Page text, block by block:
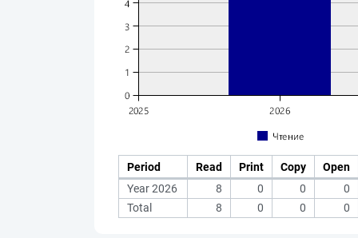
Period Read Print Copy Open
Year 2026
8 0 0 0
Total
8 0 0 0